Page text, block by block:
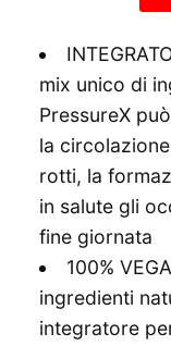
mix unico di
PressureX
la
rotti, la
in salute gli
fine giornata
100%
ingredienti
integratore